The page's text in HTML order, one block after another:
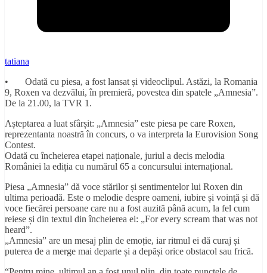
tatiana
• Odată cu piesa, a fost lansat și videoclipul. Astăzi, la Romania
9, Roxen va dezvălui, în premieră, povestea din spatele „Amnesia”.
De la 21.00, la TVR 1.
Așteptarea a luat sfârșit: „Amnesia” este piesa pe care Roxen,
reprezentanta noastră în concurs, o va interpreta la Eurovision Song
Contest.
Odată cu încheierea etapei naționale, juriul a decis melodia
României la ediția cu numărul 65 a concursului internațional.
Piesa „Amnesia” dă voce stărilor și sentimentelor lui Roxen din
ultima perioadă. Este o melodie despre oameni, iubire și voință și dă
voce fiecărei persoane care nu a fost auzită până acum, la fel cum
reiese și din textul din încheierea ei: „For every scream that was not
heard”.
„Amnesia” are un mesaj plin de emoție, iar ritmul ei dă curaj și
puterea de a merge mai departe și a depăși orice obstacol sau frică.